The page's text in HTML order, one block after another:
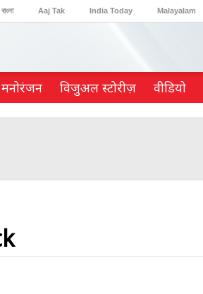
বাংলা Aaj Tak India Today Malayalam
मनोरंजन विजुअल स्टोरीज़ वीडियो